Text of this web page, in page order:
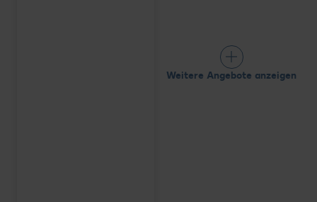
Weitere Angebote anzeigen